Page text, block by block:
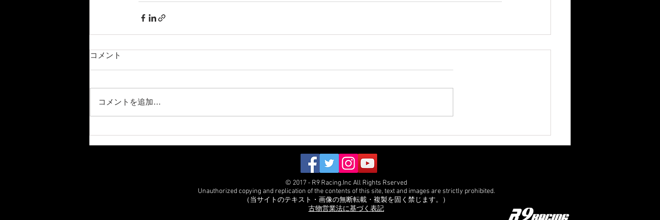
コメント
コメントを追加…
© 2017 - R9 Racing.Inc All Rights Rserved
Unauthorized copying and replication of the contents of this site, text and images are strictly prohibited.
（当サイトのテキスト・画像の無断転載・複製を固く禁じます。）
古物営業法に基づく表記